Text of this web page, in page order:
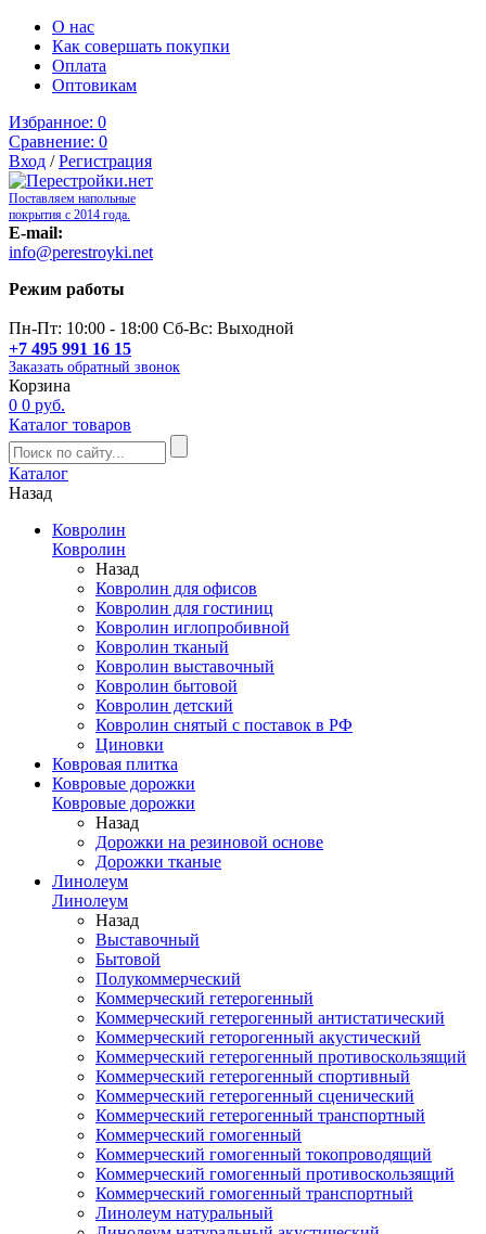
О нас
Как совершать покупки
Оплата
Оптовикам
Избранное: 0
Сравнение: 0
Вход /Регистрация
Поставляем напольные
покрытия с 2014 года.
E-mail:
info@perestroyki.net
Режим работы
Пн-Пт: 10:00 - 18:00 Сб-Вс: Выходной
+7 495 991 16 15
Заказать обратный звонок
Корзина
0 0 руб.
Каталог товаров
Каталог
Назад
Ковролин
Ковролин
Назад
Ковролин для офисов
Ковролин для гостиниц
Ковролин иглопробивной
Ковролин тканый
Ковролин выставочный
Ковролин бытовой
Ковролин детский
Ковролин снятый с поставок в РФ
Циновки
Ковровая плитка
Ковровые дорожки
Ковровые дорожки
Назад
Дорожки на резиновой основе
Дорожки тканые
Линолеум
Линолеум
Назад
Выставочный
Бытовой
Полукоммерческий
Коммерческий гетерогенный
Коммерческий гетерогенный антистатический
Коммерческий геторогенный акустический
Коммерческий гетерогенный противоскользящий
Коммерческий гетерогенный спортивный
Коммерческий гетерогенный сценический
Коммерческий гетерогенный транспортный
Коммерческий гомогенный
Коммерческий гомогенный токопроводящий
Коммерческий гомогенный противоскользящий
Коммерческий гомогенный транспортный
Линолеум натуральный